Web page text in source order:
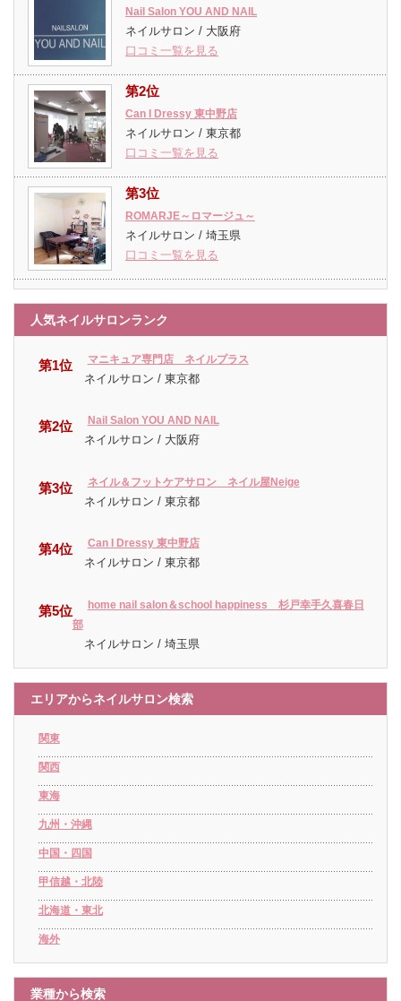
Nail Salon YOU AND NAIL
ネイルサロン / 大阪府
口コミ一覧を見る
第2位
Can I Dressy 東中野店
ネイルサロン / 東京都
口コミ一覧を見る
第3位
ROMARJE～ロマージュ～
ネイルサロン / 埼玉県
口コミ一覧を見る
人気ネイルサロンランク
第1位 マニキュア専門店 ネイルプラス
ネイルサロン / 東京都
第2位 Nail Salon YOU AND NAIL
ネイルサロン / 大阪府
第3位 ネイル＆フットケアサロン ネイル屋Neige
ネイルサロン / 東京都
第4位 Can I Dressy 東中野店
ネイルサロン / 東京都
第5位
home nail salon＆school happiness 杉戸幸手久喜春日
部
ネイルサロン / 埼玉県
エリアからネイルサロン検索
関東
関西
東海
九州・沖縄
中国・四国
甲信越・北陸
北海道・東北
海外
業種から検索